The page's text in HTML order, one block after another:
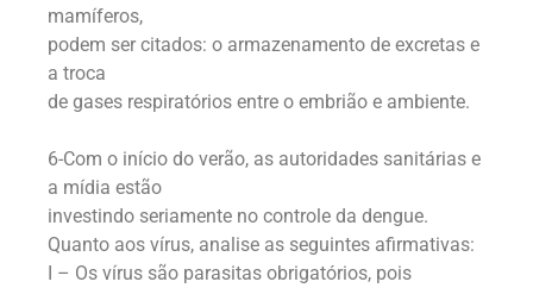
mamíferos,
podem ser citados: o armazenamento de excretas e
a troca
de gases respiratórios entre o embrião e ambiente.
6-Com o início do verão, as autoridades sanitárias e
a mídia estão
investindo seriamente no controle da dengue.
Quanto aos vírus, analise as seguintes afirmativas:
I – Os vírus são parasitas obrigatórios, pois